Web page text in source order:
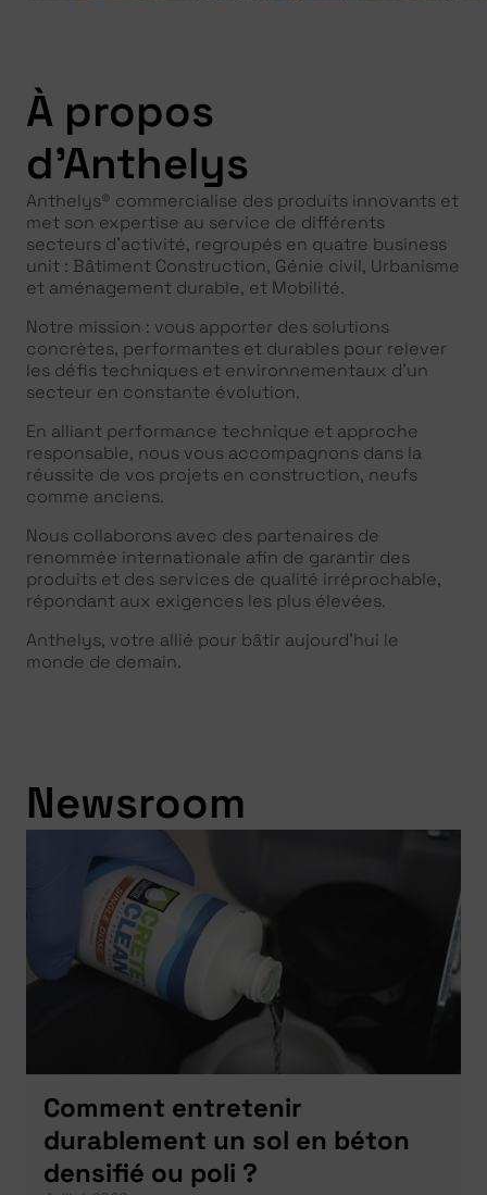
À propos
d'Anthelys
Anthelys® commercialise des produits innovants et
met son expertise au service de différents
secteurs d’activité, regroupés en quatre business
unit : Bâtiment Construction, Génie civil, Urbanisme
et aménagement durable, et Mobilité.
Notre mission : vous apporter des solutions
concrètes, performantes et durables pour relever
les défis techniques et environnementaux d’un
secteur en constante évolution.
En alliant performance technique et approche
responsable, nous vous accompagnons dans la
réussite de vos projets en construction, neufs
comme anciens.
Nous collaborons avec des partenaires de
renommée internationale afin de garantir des
produits et des services de qualité irréprochable,
répondant aux exigences les plus élevées.
Anthelys, votre allié pour bâtir aujourd’hui le
monde de demain.
Newsroom
Comment entretenir
durablement un sol en béton
densifié ou poli ?